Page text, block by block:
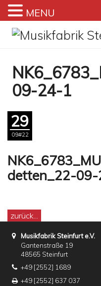
Zum
Inhalt
09-24-1
29
09#22
detten_22-
zurück...
Musikfabrik Steinfurt e.V.
Gantenstraße 19
48565 Steinfurt
+49 [2552] 1689
+49 [2552] 637 037
MENU